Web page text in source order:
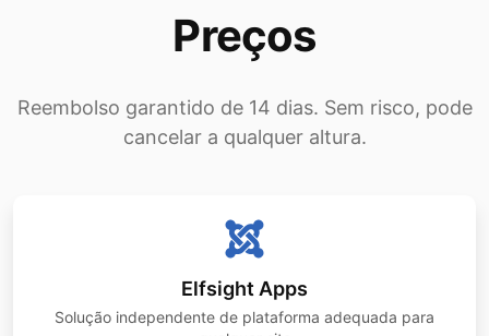
Preços
Reembolso garantido de 14 dias. Sem risco, pode
cancelar a qualquer altura.
Elfsight Apps
Solução independente de plataforma adequada para